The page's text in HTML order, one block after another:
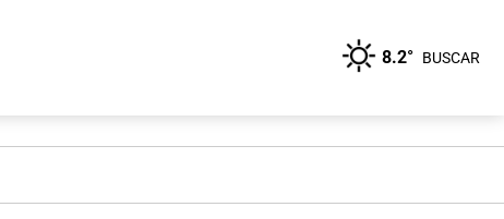
8.2° BUSCAR